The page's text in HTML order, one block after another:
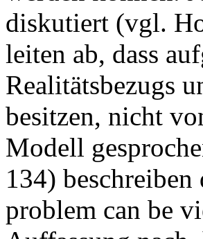
diskutiert (vgl.
leiten ab, dass
Realitätsbezugs
besitzen, nicht
Modell
134)
problem can be